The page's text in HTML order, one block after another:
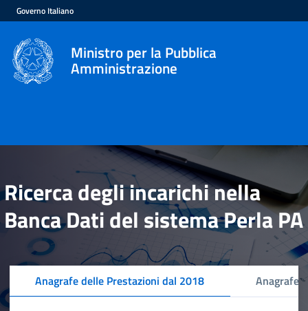
Governo Italiano
Ministro per la Pubblica
Amministrazione
Ricerca degli incarichi nella
Banca Dati del sistema Perla PA
Anagrafe delle Prestazioni dal 2018 Anagrafe